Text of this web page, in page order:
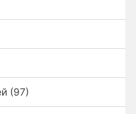
(97)